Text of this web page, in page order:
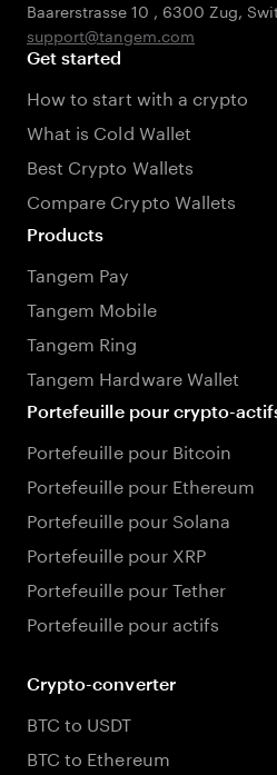
Baarerstrasse 10 , 6300 Zug,
support@tangem.com
Get started
How to start with a crypto
What is Cold Wallet
Best Crypto Wallets
Compare Crypto Wallets
Products
Tangem Pay
Tangem Mobile
Tangem Ring
Tangem Hardware Wallet
Portefeuille pour crypto-
Portefeuille pour Bitcoin
Portefeuille pour Ethereum
Portefeuille pour Solana
Portefeuille pour XRP
Portefeuille pour Tether
Portefeuille pour actifs
Crypto-converter
BTC to USDT
BTC to Ethereum